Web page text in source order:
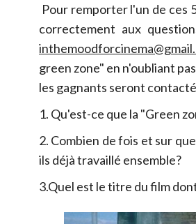
Pour remporter l'un de ces
correctement aux
green zone" en n'oubliant
les gagnants seront
1. Qu'est-ce que la "Green
2. Combien de fois et sur
ils déjà travaillé ensemble?
3.Quel est le titre du film